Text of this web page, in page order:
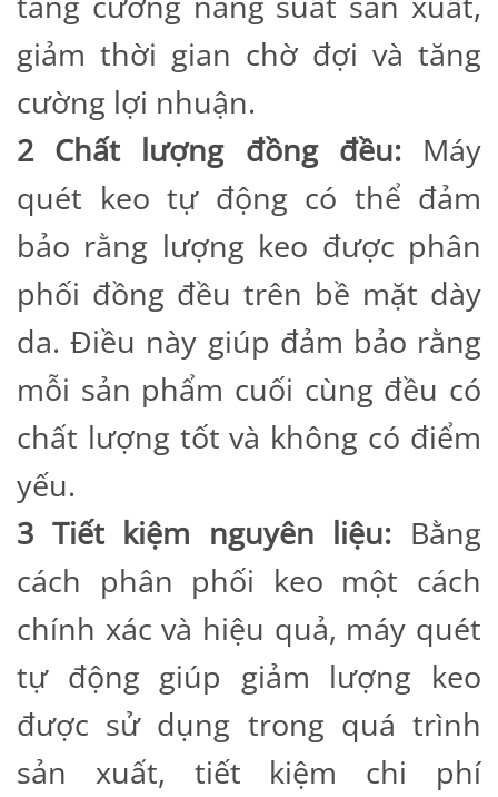
giảm thời gian chờ đợi và tăng
cường lợi nhuận.
2 Chất lượng đồng đều:Máy
quét keo tự động có thể đảm
bảo rằng lượng keo được phân
phối đồng đều trên bề mặt dày
da. Điều này giúp đảm bảo rằng
mỗi sản phẩm cuối cùng đều có
chất lượng tốt và không có điểm
yếu.
3 Tiết kiệm nguyên liệu: Bằng
cách phân phối keo một cách
chính xác và hiệu quả, máy quét
tự động giúp giảm lượng keo
được sử dụng trong quá trình
sản xuất, tiết kiệm chi phí